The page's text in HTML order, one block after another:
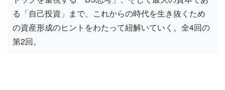
る「自己投資」まで、これからの時代を生き抜くため
の資産形成のヒントをわたって紐解いていく。全4回の
第2回。